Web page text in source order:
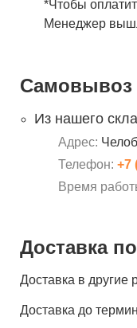
*Чтобы
Менеджер
Самовывоз
Из нашего
Адрес:
Телефон: +7
Время
Доставка
Доставка в другие
Доставка до